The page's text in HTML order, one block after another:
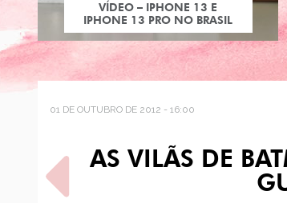
VÍDEO – IPHONE 13 E
IPHONE 13 PRO NO BRASIL
01 DE OUTUBRO DE 2012 - 16:00
AS VILÃS DE